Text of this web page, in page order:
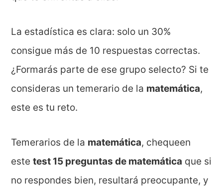
La estadística es clara: solo un 30%
consigue más de 10 respuestas correctas.
¿Formarás parte de ese grupo selecto? Si te
consideras un temerario de la matemática,
este es tu reto.
Temerarios de la matemática, chequeen
estetest 15 preguntas de matemática que si
no respondes bien, resultará preocupante, y